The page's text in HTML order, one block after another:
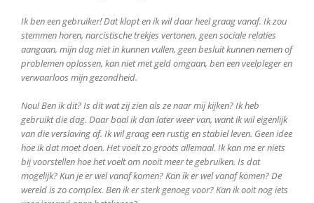
Ik ben een gebruiker! Dat klopt en ik wil daar heel graag vanaf. Ik zou
stemmen horen, narcistische trekjes vertonen, geen sociale relaties
aangaan, mijn dag niet in kunnen vullen, geen besluit kunnen nemen of
problemen oplossen, kan niet met geld omgaan, ben een veelpleger en
verwaarloos mijn gezondheid.
Nou! Ben ik dit? Is dit wat zij zien als ze naar mij kijken? Ik heb
gebruikt die dag. Daar baal ik dan later weer van, want ik wil eigenlijk
van die verslaving af. Ik wil graag een rustig en stabiel leven. Geen idee
hoe ik dat moet doen. Het voelt zo groots allemaal. Ik kan me er niets
bij voorstellen hoe het voelt om nooit meer te gebruiken. Is dat
mogelijk? Kun je er wel vanaf komen? Kan ík er wel vanaf komen? De
wereld is zo complex. Ben ik er sterk genoeg voor? Kan ik ooit nog iets